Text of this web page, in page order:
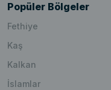
Popüler Bölgeler
Fethiye
Kaş
Kalkan
İslamlar